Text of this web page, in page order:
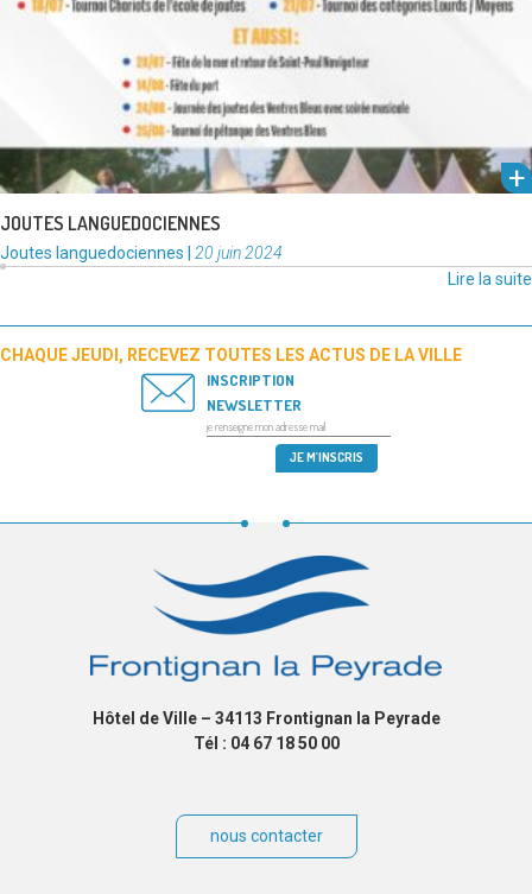
de leur intensité et de l’engouement qu’elles déchaînent, ont …
JOUTES LANGUEDOCIENNES
Catégories
Joutes languedociennes
Publié
20 juin 2024
Lire la suite
CHAQUE JEUDI, RECEVEZ TOUTES LES ACTUS DE LA VILLE
INSCRIPTION
NEWSLETTER
Hôtel de Ville – 34113 Frontignan la Peyrade
Tél : 04 67 18 50 00
nous contacter